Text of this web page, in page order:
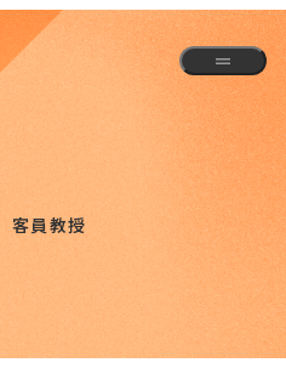
客員教授